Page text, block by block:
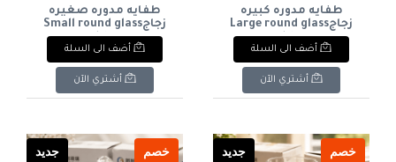
طفايه مدوره كبيره
زجاجLarge round glass
ashtray
أضف الى السلة
أشتري الآن
طفايه مدوره صغيره
زجاجSmall round glass
ashtray
أضف الى السلة
أشتري الآن
خصم جديد خصم جديد